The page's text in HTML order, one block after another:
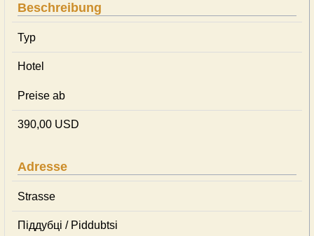
Beschreibung
Typ
Hotel
Preise ab
390,00 USD
Adresse
Strasse
Піддубці / Piddubtsi